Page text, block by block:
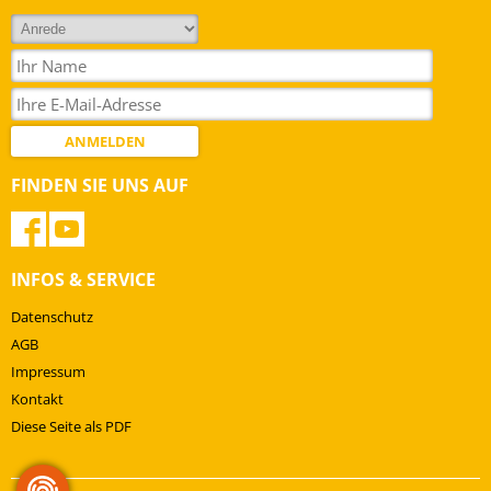
ANMELDEN
FINDEN SIE UNS AUF
INFOS & SERVICE
Datenschutz
AGB
Impressum
Kontakt
Diese Seite als PDF